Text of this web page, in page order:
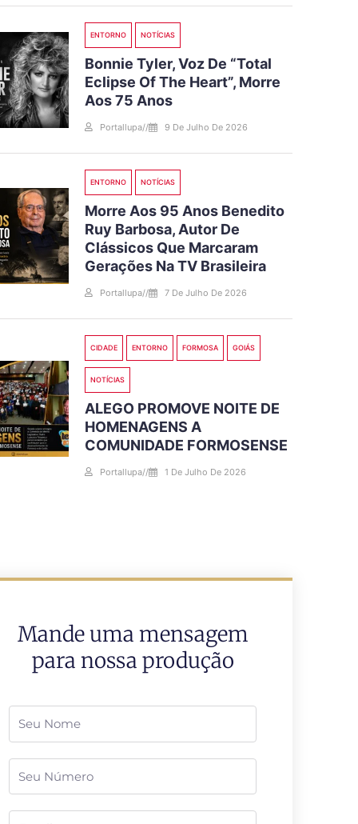
ENTORNO NOTÍCIAS
Bonnie Tyler, Voz De “Total
Eclipse Of The Heart”, Morre
Aos 75 Anos
Portallupa// 9 De Julho De 2026
ENTORNO NOTÍCIAS
Morre Aos 95 Anos Benedito
Ruy Barbosa, Autor De
Clássicos Que Marcaram
Gerações Na TV Brasileira
Portallupa// 7 De Julho De 2026
CIDADE ENTORNO FORMOSA GOIÁS
NOTÍCIAS
ALEGO PROMOVE NOITE DE
HOMENAGENS A
COMUNIDADE FORMOSENSE
Portallupa// 1 De Julho De 2026
Mande uma mensagem
para nossa produção